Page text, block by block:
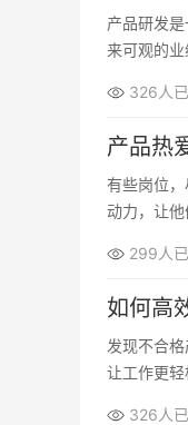
产品研发
来可观的
326人
产品热
有些岗位
动力，让他
299人
如何高
发现不合
让工作更轻
326人